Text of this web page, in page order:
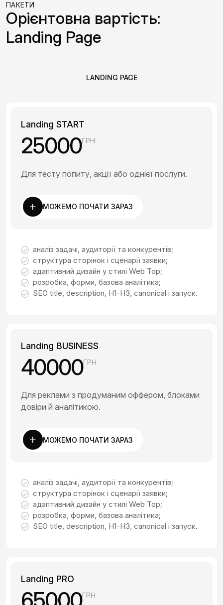
ПАКЕТИ
Орієнтовна вартість:
Landing Page
LANDING PAGE
Landing START
25000ГРН
Для тесту попиту, акції або однієї послуги.
МОЖЕМО ПОЧАТИ ЗАРАЗ
аналіз задачі, аудиторії та конкурентів;
структура сторінок і сценарії заявки;
адаптивний дизайн у стилі Web Top;
розробка, форми, базова аналітика;
SEO title, description, H1-H3, canonical і запуск.
Landing BUSINESS
40000ГРН
Для реклами з продуманим оффером, блоками
довіри й аналітикою.
МОЖЕМО ПОЧАТИ ЗАРАЗ
аналіз задачі, аудиторії та конкурентів;
структура сторінок і сценарії заявки;
адаптивний дизайн у стилі Web Top;
розробка, форми, базова аналітика;
SEO title, description, H1-H3, canonical і запуск.
Landing PRO
ГРН